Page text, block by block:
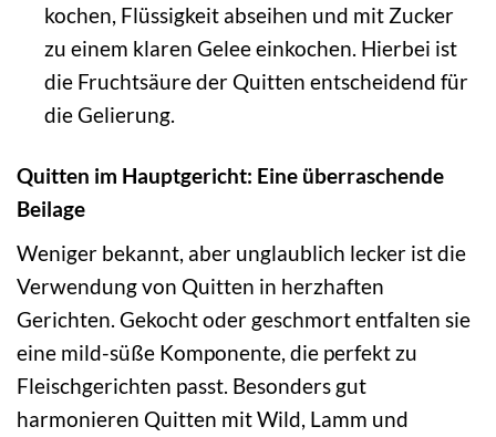
kochen, Flüssigkeit abseihen und mit Zucker
zu einem klaren Gelee einkochen. Hierbei ist
die Fruchtsäure der Quitten entscheidend für
die Gelierung.
Quitten im Hauptgericht: Eine überraschende
Beilage
Weniger bekannt, aber unglaublich lecker ist die
Verwendung von Quitten in herzhaften
Gerichten. Gekocht oder geschmort entfalten sie
eine mild-süße Komponente, die perfekt zu
Fleischgerichten passt. Besonders gut
harmonieren Quitten mit Wild, Lamm und